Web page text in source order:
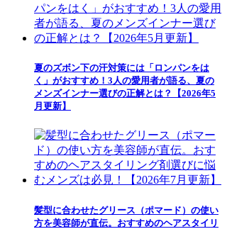
夏のズボン下の汗対策には「ロンパンをは
く」がおすすめ！3人の愛用者が語る、夏の
メンズインナー選びの正解とは？【2026年5
月更新】
髪型に合わせたグリース（ポマード）の使い
方を美容師が直伝。おすすめのヘアスタイリ